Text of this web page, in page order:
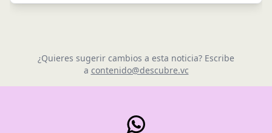
¿Quieres sugerir cambios a esta noticia? Escribe
a contenido@descubre.vc